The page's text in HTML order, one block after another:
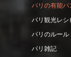
パリの有能パ
パリ観光レシ
パリのルール
パリ雑記